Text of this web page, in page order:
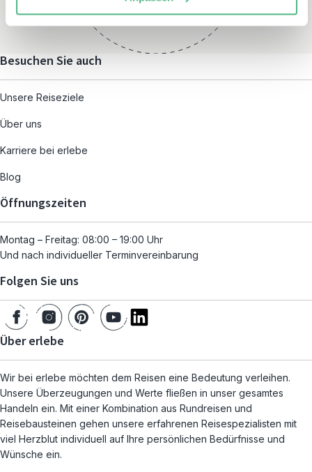
Besuchen Sie auch
Unsere Reiseziele
Über uns
Karriere bei erlebe
Blog
Öffnungszeiten
Montag – Freitag: 08:00 – 19:00 Uhr
Und nach individueller Terminvereinbarung
Folgen Sie uns
Über erlebe
Wir bei erlebe möchten dem Reisen eine Bedeutung verleihen.
Unsere Überzeugungen und Werte fließen in unser gesamtes
Handeln ein. Mit einer Kombination aus Rundreisen und
Reisebausteinen gehen unsere erfahrenen Reisespezialisten mit
viel Herzblut individuell auf Ihre persönlichen Bedürfnisse und
Wünsche ein.